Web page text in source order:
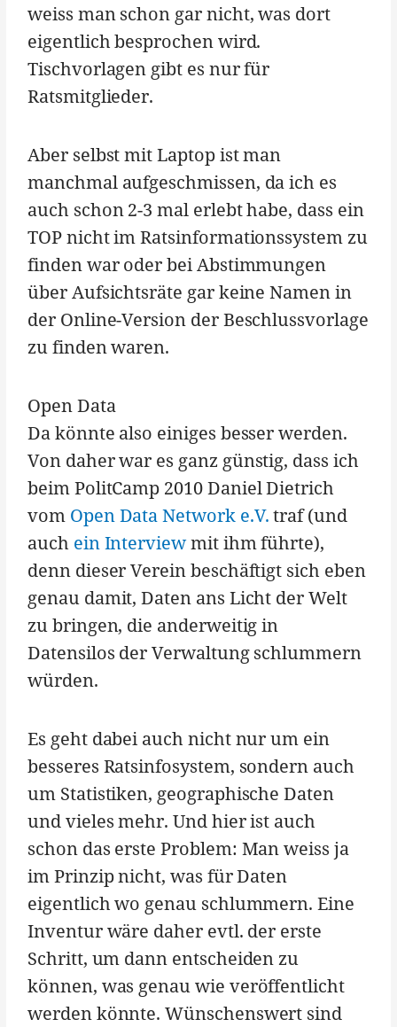
weiss man schon gar nicht, was dort
eigentlich besprochen wird.
Tischvorlagen gibt es nur für
Ratsmitglieder.
Aber selbst mit Laptop ist man
manchmal aufgeschmissen, da ich es
auch schon 2-3 mal erlebt habe, dass ein
TOP nicht im Ratsinformationssystem zu
finden war oder bei Abstimmungen
über Aufsichtsräte gar keine Namen in
der Online-Version der Beschlussvorlage
zu finden waren.
Open Data
Da könnte also einiges besser werden.
Von daher war es ganz günstig, dass ich
beim PolitCamp 2010 Daniel Dietrich
vom Open Data Network e.V.traf (und
auch ein Interviewmit ihm führte),
denn dieser Verein beschäftigt sich eben
genau damit, Daten ans Licht der Welt
zu bringen, die anderweitig in
Datensilos der Verwaltung schlummern
würden.
Es geht dabei auch nicht nur um ein
besseres Ratsinfosystem, sondern auch
um Statistiken, geographische Daten
und vieles mehr. Und hier ist auch
schon das erste Problem: Man weiss ja
im Prinzip nicht, was für Daten
eigentlich wo genau schlummern. Eine
Inventur wäre daher evtl. der erste
Schritt, um dann entscheiden zu
können, was genau wie veröffentlicht
werden könnte. Wünschenswert sind